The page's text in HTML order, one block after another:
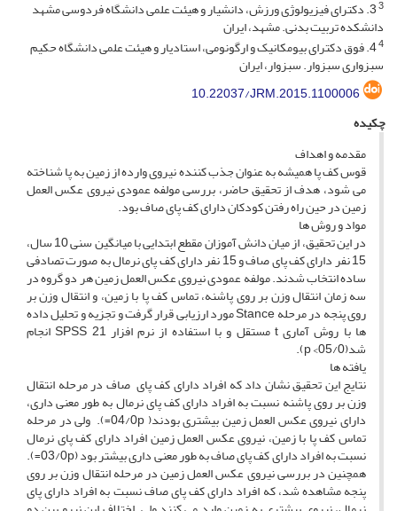
3 3. دکترای فیزیولوژی ورزش، دانشیار و هیئت علمی دانشگاه فردوسی مشهد
دانشکده تربیت بدنی. مشهد، ایران
4 4. فوق دکترای بیومکانیک و ارگونومی، استادیار و هیئت علمی دانشگاه حکیم
سبزواری سبزوار. سبزوار، ایران
10.22037/JRM.2015.1100006
چکیده
مقدمه و اهداف
قوس کف پا همیشه به عنوان جذب کننده نیروی وارده از زمین به پا شناخته
می شود، هدف از تحقیق حاضر، بررسی مولفه عمودی نیروی عکس العمل
زمین در حین راه رفتن کودکان دارای کف پای صاف بود.
مواد و روش ها
در این تحقیق، از میان دانش آموزان مقطع ابتدایی با میانگین سنی 10 سال،
15 نفر دارای کف پای صاف و 15 نفر دارای کف پای نرمال به صورت تصادفی
ساده انتخاب شدند. مولفه عمودی نیروی عکس العمل زمین هر دو گروه در
سه زمان انتقال وزن بر روی پاشنه، تماس کف پا با زمین، و انتقال وزن بر
روی پنجه در مرحله Stance مورد ارزیابی قرار گرفت و تجزیه و تحلیل داده
ها با روش آماری t مستقل و با استفاده از نرم افزار SPSS 21 انجام
شد(05/0> p).
یافته ها
نتایج این تحقیق نشان داد که افراد دارای کف پای صاف در مرحله انتقال
وزن بر روی پاشنه نسبت به افراد دارای کف پای نرمال به طور معنی داری،
دارای نیروی عکس العمل زمین بیشتری بودند( 04/0p=). ولی در مرحله
تماس کف پا با زمین، نیروی عکس العمل زمین افراد دارای کف پای نرمال
نسبت به افراد دارای کف پای صاف به طور معنی داری بیشتر بود (03/0p=).
همچنین در بررسی نیروی عکس العمل زمین در مرحله انتقال وزن بر روی
پنجه مشاهده شد، که افراد دارای کف پای صاف نسبت به افراد دارای پای